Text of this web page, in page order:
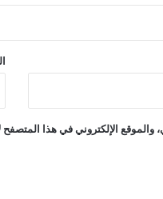
الإلكتروني في هذا المتصفح